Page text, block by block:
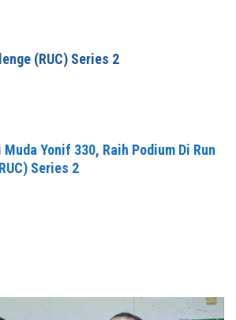
(RUC) Series 2
Yonif 330, Raih Podium Di Run
Series 2